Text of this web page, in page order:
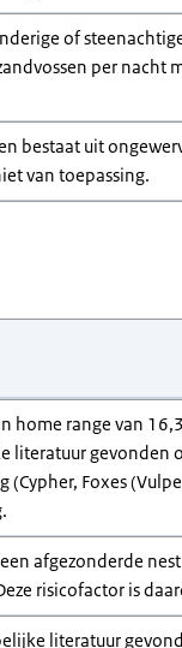
of
per nacht
bestaat uit
van toepassing.
home range van
literatuur gevonden
Foxes
afgezonderde
risicofactor is
literatuur